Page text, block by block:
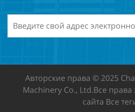
Авторские права © 2025
Machinery Co., Ltd.Все
сайта Все